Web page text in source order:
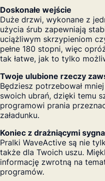
Doskonałe wejście
Duże drzwi, wykonane z
użycia śrub zapewniają
uciążliwym skrzypieniom
pełne 180 stopni, więc
tak łatwe, jak to tylko
Twoje ulubione rzeczy
Będziesz potrzebował
swoich ubrań, dzięki temu
programowi prania
załadunku.
Koniec z drażniącymi
Pralki WaveActive są nie
także dla Twoich uszu.
informację zwrotną na
programów.